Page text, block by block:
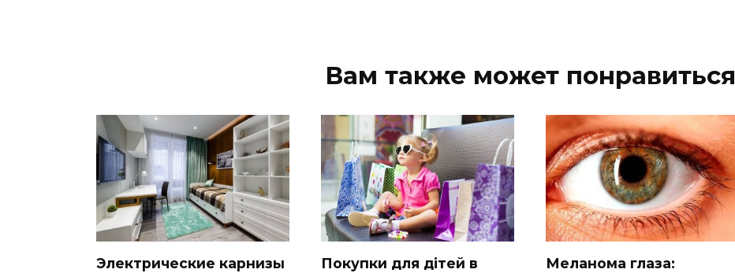
Вам также может понравиться
Электрические карнизы Покупки для дітей в Меланома глаза: